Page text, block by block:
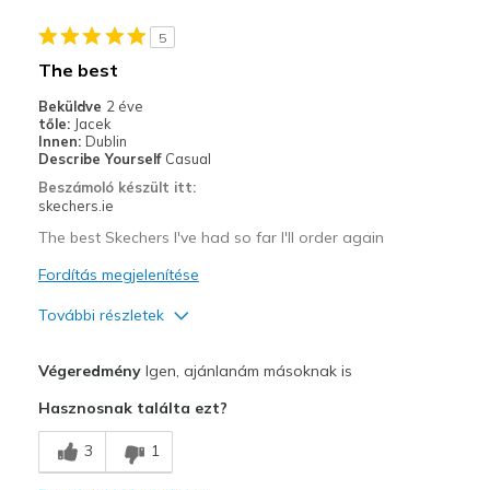
Casual Wear
Width
Sizing
Feels true to size
View On Shoes
I'm Into Shoes
5
The best
Beküldve 2 éve
tőle: Jacek
Innen: Dublin
Describe Yourself Casual
Beszámoló készült itt:
skechers.ie
The best Skechers I've had so far I'll order again
Fordítás megjelenítése
További részletek
Breathe Well
Comfortable
VégeredményIgen, ajánlanám másoknak is
Hasznosnak találta ezt?
3 1